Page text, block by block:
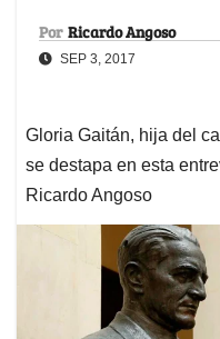
Por Ricardo Angoso
SEP 3, 2017
Gloria Gaitán, hija del
se destapa en esta
Ricardo Angoso